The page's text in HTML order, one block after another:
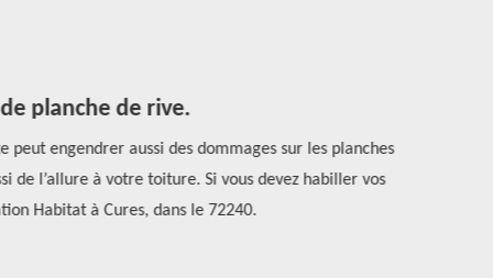
planche de rive.
engendrer aussi des dommages sur les planches de
l’allure à votre toiture. Si vous devez habiller vos
Habitat à Cures, dans le 72240.